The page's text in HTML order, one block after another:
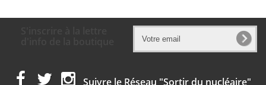
Suivre le Réseau "Sortir du nucléaire"